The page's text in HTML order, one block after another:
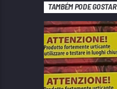
TAMBÉM PODE GOSTAR